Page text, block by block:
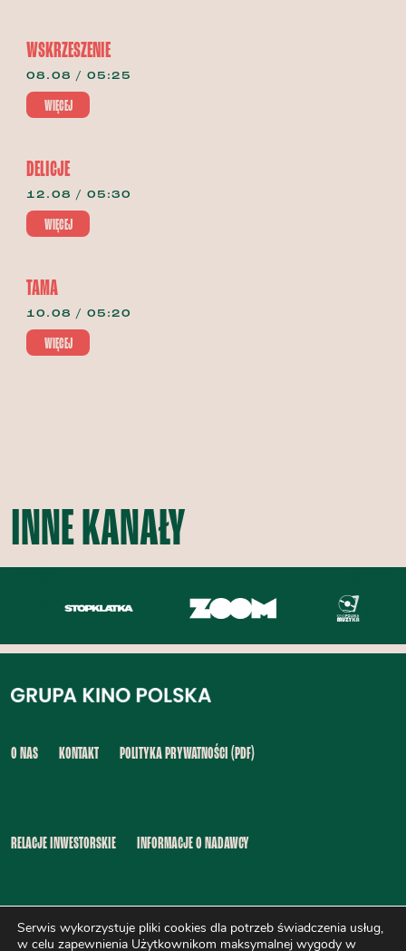
WSKRZESZENIE
08.08 / 05:25
WIĘCEJ
DELICJE
12.08 / 05:30
WIĘCEJ
TAMA
10.08 / 05:20
WIĘCEJ
INNE KANAŁY
O NAS KONTAKT POLITYKA PRYWATNOŚCI (PDF)
RELACJE INWESTORSKIE INFORMACJE O NADAWCY
INFORMACJA O DOSTĘPNOŚCI (PDF) SYGNALIŚCI (PDF)
Serwis wykorzystuje pliki cookies dla potrzeb świadczenia usług,
w celu zapewnienia Użytkownikom maksymalnej wygody w